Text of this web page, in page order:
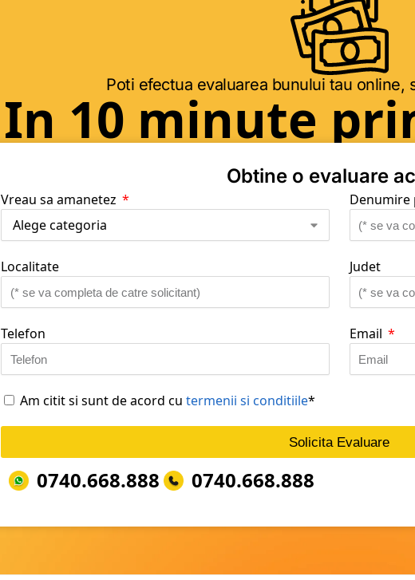
Poti efectua evaluarea bunului tau online,
In 10 minute
Obtine o evaluare
Vreau sa amanetez Denumire
Localitate Judet
Telefon Email
Am citit si sunt de acord cu termenii si conditiile*
Solicita Evaluare
0740.668.888 0740.668.888